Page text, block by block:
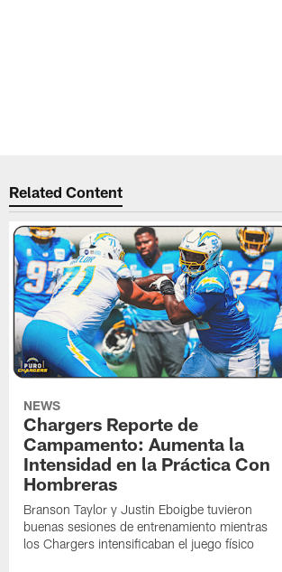
Related Content
NEWS
Chargers Reporte de
Campamento: Aumenta la
Intensidad en la Práctica Con
Hombreras
Branson Taylor y Justin Eboigbe tuvieron
buenas sesiones de entrenamiento mientras
los Chargers intensificaban el juego físico